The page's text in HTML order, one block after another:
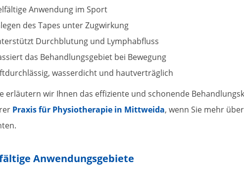
Anwendung im Sport
des Tapes unter Zugwirkung
Durchblutung und Lymphabfluss
das Behandlungsgebiet bei Bewegung
wasserdicht und hautverträglich
erläutern wir Ihnen das effiziente und schonende
Praxis für Physiotherapie in Mittweida, wenn Sie mehr
Anwendungsgebiete